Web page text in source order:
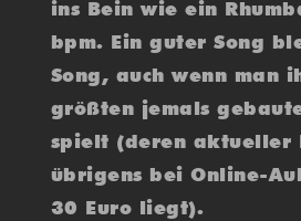
ins Bein wie ein
bpm. Ein guter Song
Song, auch wenn man
größten jemals
spielt (deren aktueller
übrigens bei Online-
30 Euro liegt).